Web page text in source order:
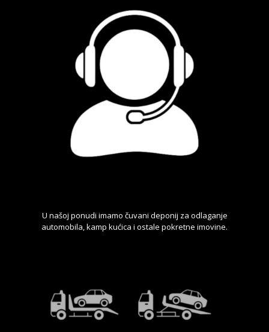
U našoj ponudi imamo čuvani deponij za odlaganje
automobila, kamp kućica i ostale pokretne imovine.